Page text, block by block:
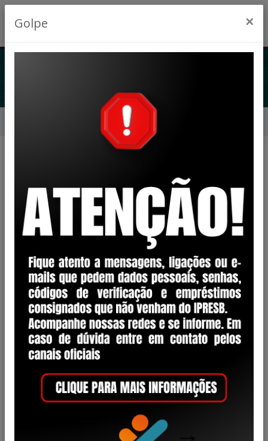
Decreto
Lei Ordinária 1
Portaria
Regimento Interno 2
Golpe ×